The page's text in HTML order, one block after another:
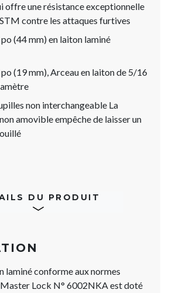
offre une résistance exceptionnelle
contre les attaques furtives
(44 mm) en laiton laminé
(19 mm), Arceau en laiton de 5/16
non interchangeable La
amovible empêche de laisser un
DU PRODUIT
laminé conforme aux normes
Lock N° 6002NKA est doté